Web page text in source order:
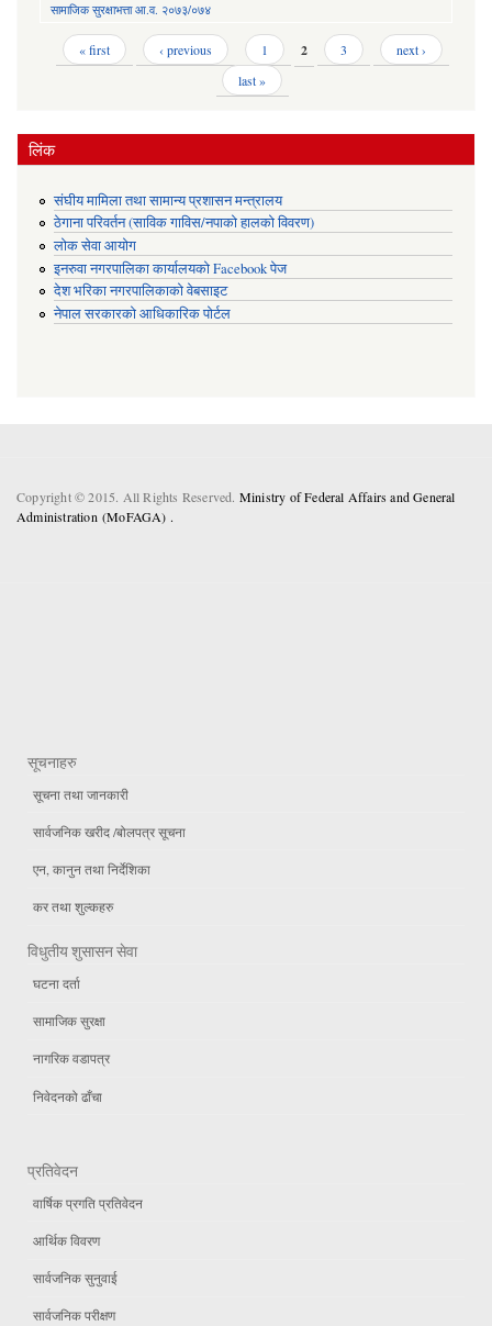
सामाजिक सुरक्षाभत्ता आ.व. २०७३/०७४
Pages« first ‹ previous 1 2 3
next ›
last »
लिंक
संघीय मामिला तथा सामान्य प्रशासन मन्त्रालय
ठेगाना परिवर्तन (साविक गाविस/नपाको हालको विवरण)
लोक सेवा आयोग
इनरुवा नगरपालिका कार्यालयको Facebook पेज
देश भरिका नगरपालिकाको वेबसाइट
नेपाल सरकारको आधिकारिक पोर्टल
Copyright © 2015. All Rights Reserved. Ministry of Federal Affairs and General
Administration (MoFAGA) .
सूचनाहरु
सूचना तथा जानकारी
सार्वजनिक खरीद /बोलपत्र सूचना
एन, कानुन तथा निर्देशिका
कर तथा शुल्कहरु
विधुतीय शुसासन सेवा
घटना दर्ता
सामाजिक सुरक्षा
नागरिक वडापत्र
निवेदनको ढाँचा
प्रतिवेदन
वार्षिक प्रगति प्रतिवेदन
आर्थिक विवरण
सार्वजनिक सुनुवाई
सार्वजनिक परीक्षण